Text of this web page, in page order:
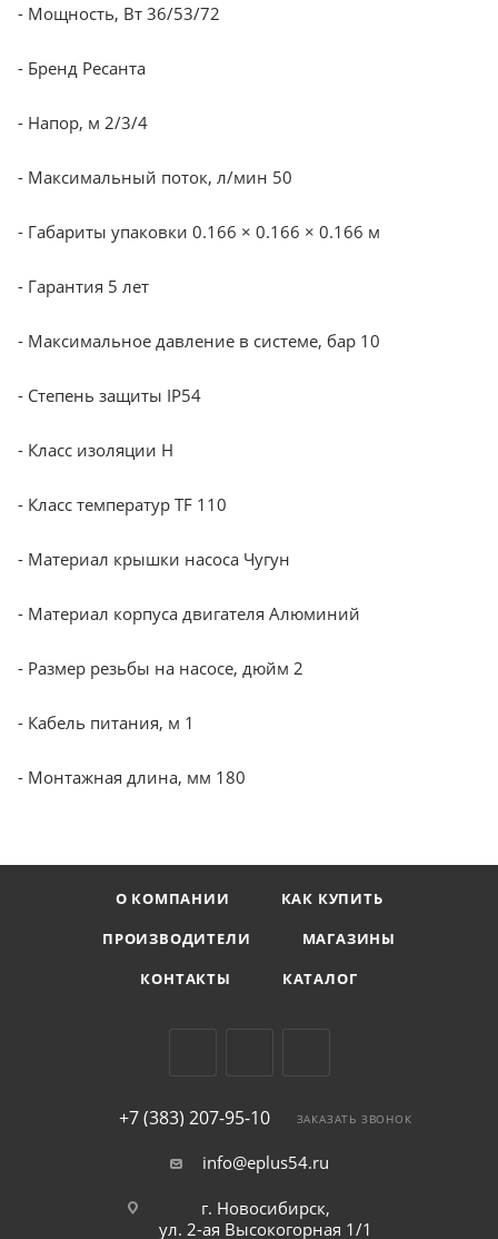
- Мощность, Вт 36/53/72
- Бренд Ресанта
- Напор, м 2/3/4
- Максимальный поток, л/мин 50
- Габариты упаковки 0.166 × 0.166 × 0.166 м
- Гарантия 5 лет
- Максимальное давление в системе, бар 10
- Степень защиты IP54
- Класс изоляции Н
- Класс температур TF 110
- Материал крышки насоса Чугун
- Материал корпуса двигателя Алюминий
- Размер резьбы на насосе, дюйм 2
- Кабель питания, м 1
- Монтажная длина, мм 180
О КОМПАНИИ
КАК КУПИТЬ
ПРОИЗВОДИТЕЛИ
МАГАЗИНЫ
КОНТАКТЫ
КАТАЛОГ
+7 (383) 207-95-10 ЗАКАЗАТЬ ЗВОНОК
info@eplus54.ru
г. Новосибирск,
ул. 2-ая Высокогорная 1/1